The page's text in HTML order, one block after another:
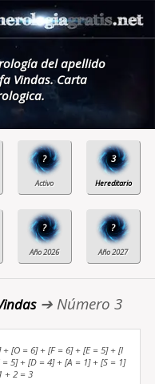
del apellido
Vindas. Carta
? 3
? ?
➔ Número 3
[O = 6] + [F = 6] + [E = 5] + [I
5] + [D = 4] + [A = 1] + [S = 1]
+ 2 = 3